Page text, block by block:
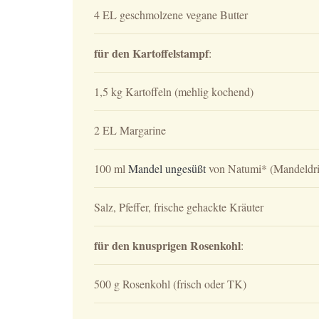
4 EL geschmolzene vegane Butter
für den Kartoffelstampf:
1,5 kg Kartoffeln (mehlig kochend)
2 EL Margarine
100 ml Mandel ungesüßtvon Natumi*
Salz, Pfeffer, frische gehackte Kräuter
für den knusprigen Rosenkohl:
500 g Rosenkohl (frisch oder TK)